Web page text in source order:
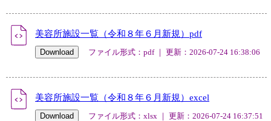
美容所施設一覧（令和８年６月新規）pdf
ファイル形式：pdf ｜ 更新：2026-07-24 16:38:06
美容所施設一覧（令和８年６月新規）excel
ファイル形式：xlsx ｜ 更新：2026-07-24 16:37:51